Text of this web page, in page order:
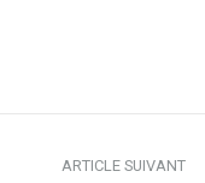
ARTICLE SUIVANT